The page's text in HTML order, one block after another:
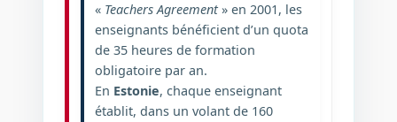
« Teachers Agreement» en 2001, les
enseignants bénéficient d’un quota
de 35 heures de formation
obligatoire par an.
En Estonie, chaque enseignant
établit, dans un volant de 160